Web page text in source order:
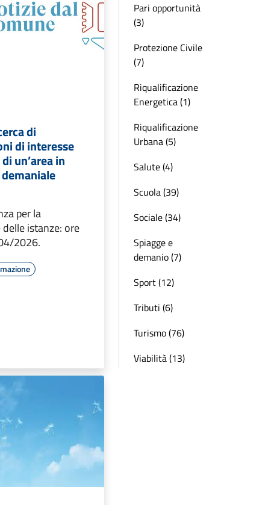
di
di interesse
un’area in
per la
istanze: ore
2026.
Pari opportunità
(3)
Protezione Civile
(7)
Riqualificazione
Energetica (1)
Riqualificazione
Urbana (5)
Salute (4)
Scuola (39)
Sociale (34)
Spiagge e
demanio (7)
Sport (12)
Tributi (6)
Turismo (76)
Viabilità (13)